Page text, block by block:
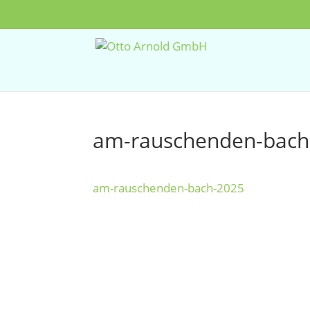
am-rauschenden-
am-rauschenden-bach-2025